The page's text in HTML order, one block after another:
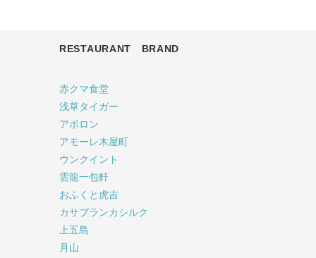
RESTAURANT BRAND
赤クマ食堂
浅草タイガー
アポロン
アモーレ木屋町
ウンクイント
雲龍一包軒
おふくと虎吉
カサブランカシルク
上五島
月山